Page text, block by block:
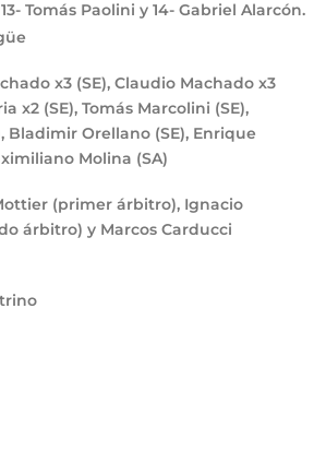
Tomás Paolini y 14- Gabriel Alarcón.
x3 (SE), Claudio Machado x3
x2 (SE), Tomás Marcolini (SE),
Bladimir Orellano (SE), Enrique
Molina (SA)
(primer árbitro), Ignacio
árbitro) y Marcos Carducci